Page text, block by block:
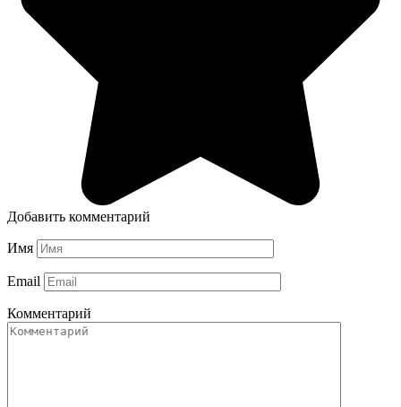
Добавить комментарий
Имя
Email
Комментарий